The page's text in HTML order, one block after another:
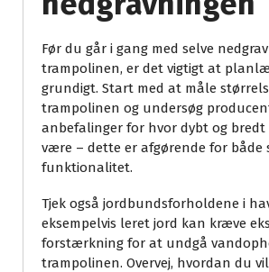
Før du går i gang med selve
trampolinen, er det vigtigt at
grundigt. Start med at måle
trampolinen og undersøg
anbefalinger for hvor dybt og
være – dette er afgørende for både
funktionalitet.
Tjek også jordbundsforholdene i
eksempelvis leret jord kan kræve
forstærkning for at undgå
trampolinen. Overvej, hvordan du